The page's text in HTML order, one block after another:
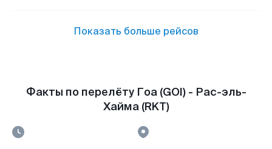
Показать больше рейсов
Факты по перелёту Гоа (GOI) - Рас-эль-
Хайма (RKT)